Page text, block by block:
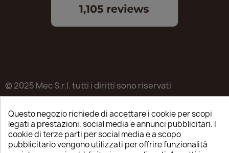
© 2025 Mec S.r.l. tutti i diritti sono riservati
25020
P.IVA / C.F. / R.I. di Brescia n.03223310982
Questo negozio richiede di accettare i cookie per scopi
legati a prestazioni, social media e annunci pubblicitari. I
cookie di terze parti per social media e a scopo
pubblicitario vengono utilizzati per offrire funzionalità